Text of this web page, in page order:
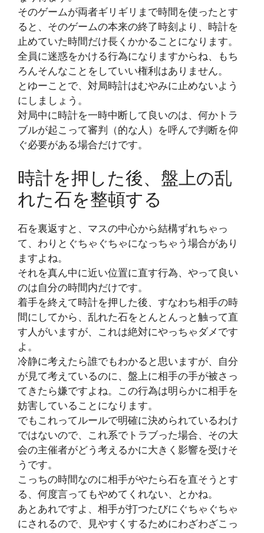
そのゲームが両者ギリギリまで時間を使ったとす
ると、そのゲームの本来の終了時刻より、時計を
止めていた時間だけ長くかかることになります。
全員に迷惑をかける行為になりますからね、もち
ろんそんなことをしていい権利はありません。
とゆーことで、対局時計はむやみに止めないよう
にしましょう。
対局中に時計を一時中断して良いのは、何かトラ
ブルが起こって審判（的な人）を呼んで判断を仰
ぐ必要がある場合だけです。
時計を押した後、盤上の乱
れた石を整頓する
石を裏返すと、マスの中心から結構ずれちゃっ
て、わりとぐちゃぐちゃになっちゃう場合があり
ますよね。
それを真ん中に近い位置に直す行為、やって良い
のは自分の時間内だけです。
着手を終えて時計を押した後、すなわち相手の時
間にしてから、乱れた石をとんとんっと触って直
す人がいますが、これは絶対にやっちゃダメです
よ。
冷静に考えたら誰でもわかると思いますが、自分
が見て考えているのに、盤上に相手の手が被さっ
てきたら嫌ですよね。この行為は明らかに相手を
妨害していることになります。
でもこれってルールで明確に決められているわけ
ではないので、これ系でトラブった場合、その大
会の主催者がどう考えるかに大きく影響を受けそ
うです。
こっちの時間なのに相手がやたら石を直そうとす
る、何度言ってもやめてくれない、とかね。
あとあれですよ、相手が打つたびにぐちゃぐちゃ
にされるので、見やすくするためにわざわざこっ